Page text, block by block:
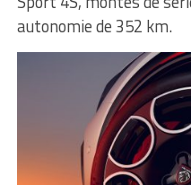
autonomie de 352 km.